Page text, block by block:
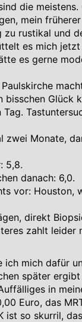
die meistens.
mein
zu rustikal und
es mich
es gerne
bisschen Glück
zwei Monate,
5,8.
danach: 6,0.
vor: Houston,
direkt
zahlt leider
ich mich dafür
später
in
Euro, das
ist so skurril,